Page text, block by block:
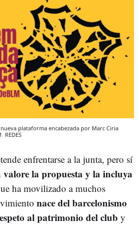
plataforma encabezada por Marc Ciria
REDES
enfrentarse a la junta, pero sí
la propuesta y la incluya
ha movilizado a muchos
nace del barcelonismo
al patrimonio del club y